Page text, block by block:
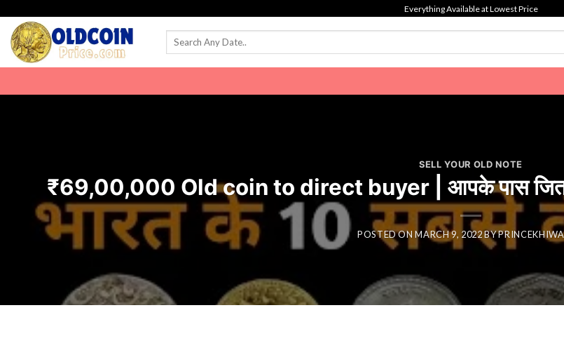
content
Everything Available at Lowest Price
SELL YOUR OLD NOTE
₹69,00,000 Old coin to direct buyer | आपके पास जितने
POSTED ONMARCH 9, 2022 BY